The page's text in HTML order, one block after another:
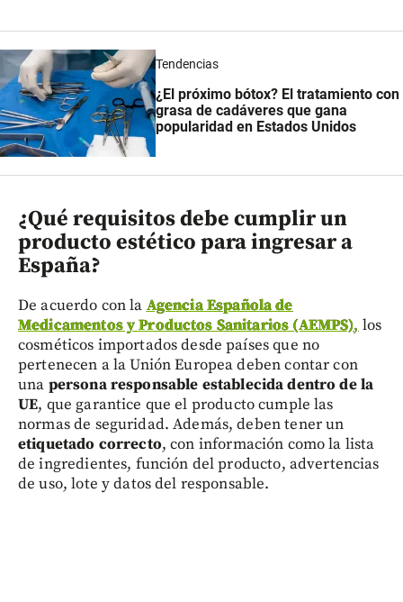
Tendencias
¿El próximo bótox? El tratamiento con
grasa de cadáveres que gana
popularidad en Estados Unidos
¿Qué requisitos debe cumplir un
producto estético para ingresar a
España?
De acuerdo con la Agencia Española de
Medicamentos y Productos Sanitarios (AEMPS), los
cosméticos importados desde países que no
pertenecen a la Unión Europea deben contar con
una persona responsable establecida dentro de la
UE, que garantice que el producto cumple las
normas de seguridad. Además, deben tener un
etiquetado correcto, con información como la lista
de ingredientes, función del producto, advertencias
de uso, lote y datos del responsable.